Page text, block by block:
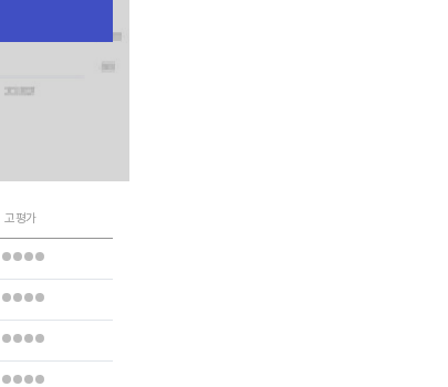
고평가